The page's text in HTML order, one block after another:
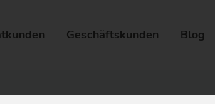
Geschäftskunden Blog